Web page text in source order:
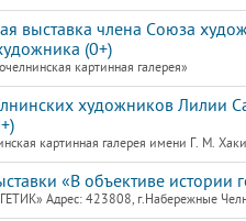
выставка члена Союза
(0+)
картинная галерея»
художников Лилии
картинная галерея имени Г. М.
«В объективе
Адрес: 423808, г.Набережные